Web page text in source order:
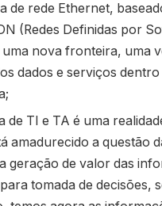
de rede Ethernet,
(Redes Definidas por
nova fronteira, uma
dados e serviços dentro
de TI e TA é uma
amadurecido a questão
geração de valor das
tomada de decisões,